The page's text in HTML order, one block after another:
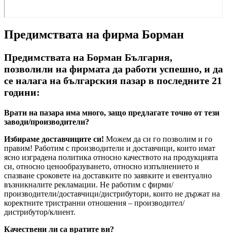
Предимствата на фирма Борман
Предимствата на Борман България,
позволили на фирмата да работи успешно, и да
се налага на българския пазар в последните 21
години:
Врати на пазара има много, защо предлагате точно от тези
заводи/производители?
Избираме доставчиците си! Можем да си го позволим и го
правим! Работим с производители и доставчици, които имат
ясно изградена политика относно качеството на продукцията
си, относно ценообразуването, относно изпълнението и
спазване сроковете на доставките по заявките и евентуално
възникналите рекламации. Не работим с фирми/
производители/доставчици/дистрибутори, които не държат на
коректните тристранни отношения – производител/
дистрибутор/клиент.
Качествени ли са вратите ви?